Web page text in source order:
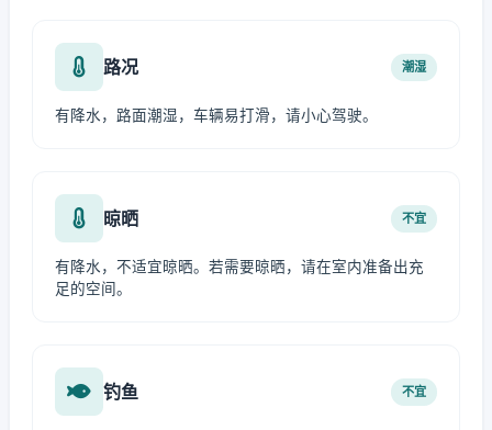
路况 潮湿
有降水，路面潮湿，车辆易打滑，请小心驾驶。
晾晒 不宜
有降水，不适宜晾晒。若需要晾晒，请在室内准备出充
足的空间。
钓鱼 不宜